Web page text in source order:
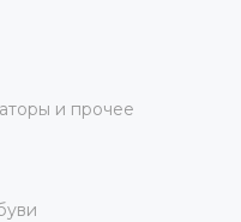
и прочее